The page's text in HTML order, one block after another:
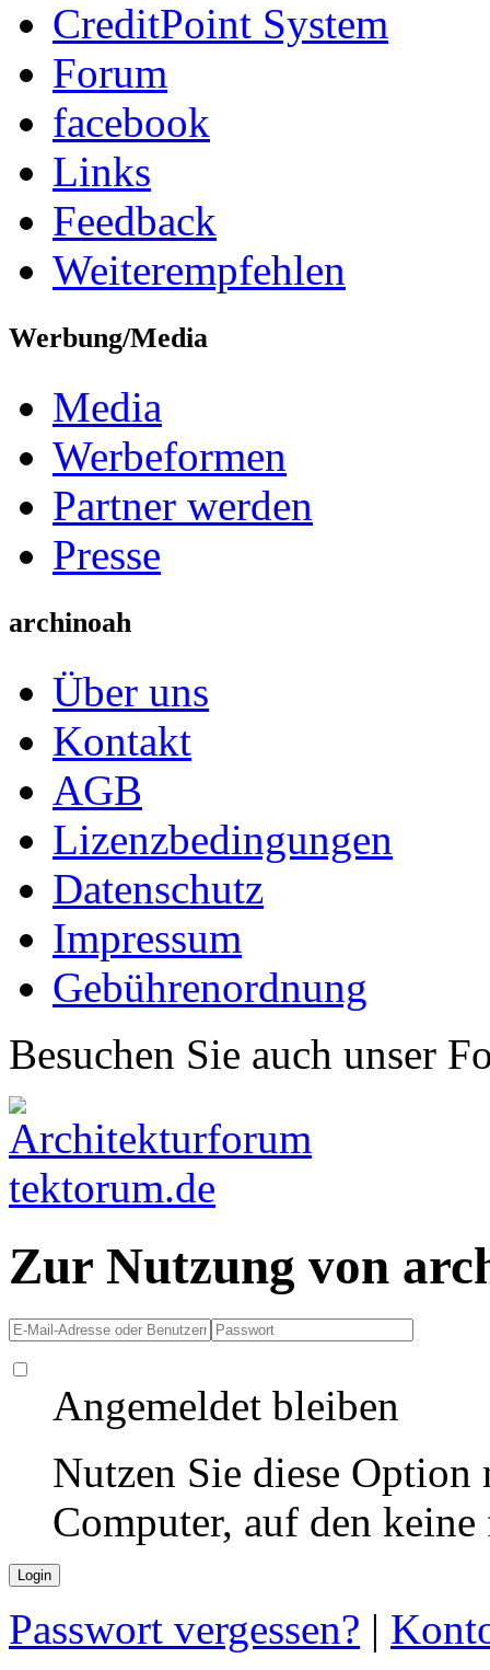
CreditPoint System
Forum
facebook
Links
Feedback
Weiterempfehlen
Werbung/Media
Media
Werbeformen
Partner werden
Presse
archinoah
Über uns
Kontakt
AGB
Lizenzbedingungen
Datenschutz
Impressum
Gebührenordnung
Besuchen Sie auch unser
Zur Nutzung von
Angemeldet bleiben
Nutzen Sie diese
Computer, auf den
Passwort vergessen? |